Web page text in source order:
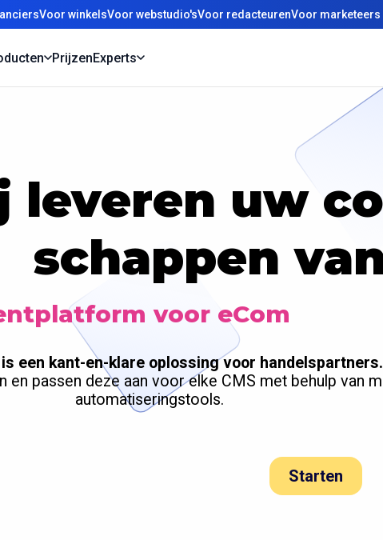
Voor winkelsVoor webstudio'sVoor redacteurenVoor marketeers
PrijzenExperts
leveren uw
schappen
voor eCom
een kant-en-klare oplossing voor handelspartners.
en passen deze aan voor elke CMS met behulp van
automatiseringstools.
Starten